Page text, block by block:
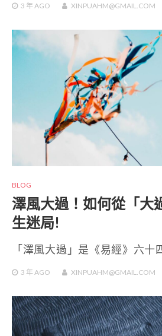
3 年 AGO XINPUAHM@GMAIL.COM
BLOG
澤風大過！如何從「大
生迷局!
「澤風大過」是《易經》六
3 年 AGO XINPUAHM@GMAIL.COM